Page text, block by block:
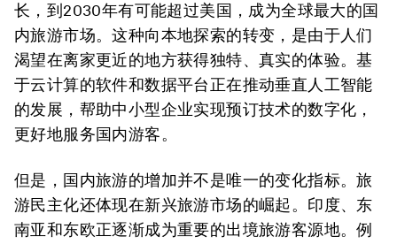
长，到2030年有可能超过美国，成为全球最大的国
内旅游市场。这种向本地探索的转变，是由于人们
渴望在离家更近的地方获得独特、真实的体验。基
于云计算的软件和数据平台正在推动垂直人工智能
的发展，帮助中小型企业实现预订技术的数字化，
更好地服务国内游客。
但是，国内旅游的增加并不是唯一的变化指标。旅
游民主化还体现在新兴旅游市场的崛起。印度、东
南亚和东欧正逐渐成为重要的出境旅游客源地。例